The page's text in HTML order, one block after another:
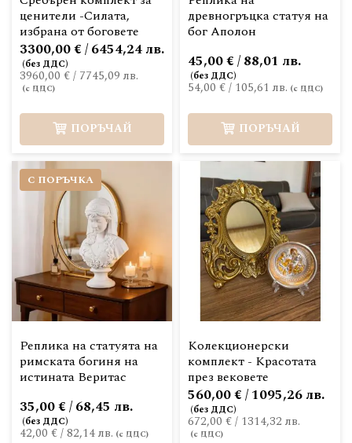
ценители -Силата,
избрана от боговете
3960,00 €/ 7745,09 лв.
3300,00 € / 6454,24 лв.
ПОРЪЧАЙ
древногръцка статуя на
бог Аполон
54,00 €/ 105,61 лв.
45,00 € / 88,01 лв.
ПОРЪЧАЙ
С ПОРЪЧКА
Реплика на статуята на
римската богиня на
истината Веритас
42,00 €/82,14 лв.
35,00 € / 68,45 лв.
Колекционерски
комплект - Красотата
през вековете
672,00 €/ 1314,32 лв.
560,00 € / 1095,26 лв.